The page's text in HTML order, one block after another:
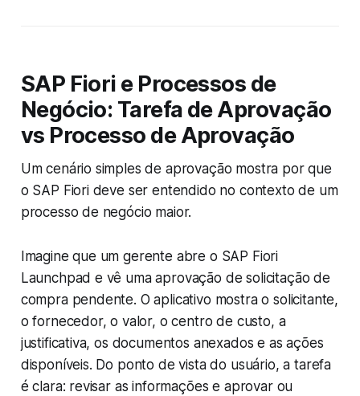
SAP Fiori e Processos de
Negócio: Tarefa de Aprovação
vs Processo de Aprovação
Um cenário simples de aprovação mostra por que
o SAP Fiori deve ser entendido no contexto de um
processo de negócio maior.
Imagine que um gerente abre o SAP Fiori
Launchpad e vê uma aprovação de solicitação de
compra pendente. O aplicativo mostra o solicitante,
o fornecedor, o valor, o centro de custo, a
justificativa, os documentos anexados e as ações
disponíveis. Do ponto de vista do usuário, a tarefa
é clara: revisar as informações e aprovar ou